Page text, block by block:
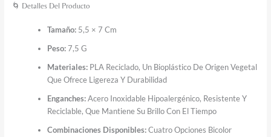
🌀 Detalles Del Producto
Tamaño:5,5 × 7 Cm
Peso:7,5 G
Materiales:PLA Reciclado, Un Bioplástico De Origen Vegetal
Que Ofrece Ligereza Y Durabilidad
Enganches:Acero Inoxidable Hipoalergénico, Resistente Y
Reciclable, Que Mantiene Su Brillo Con El Tiempo
Combinaciones Disponibles:Cuatro Opciones Bicolor